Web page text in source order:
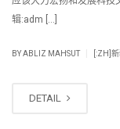
辑:adm […]
BYABLIZ MAHSUT [:ZH]
DETAIL